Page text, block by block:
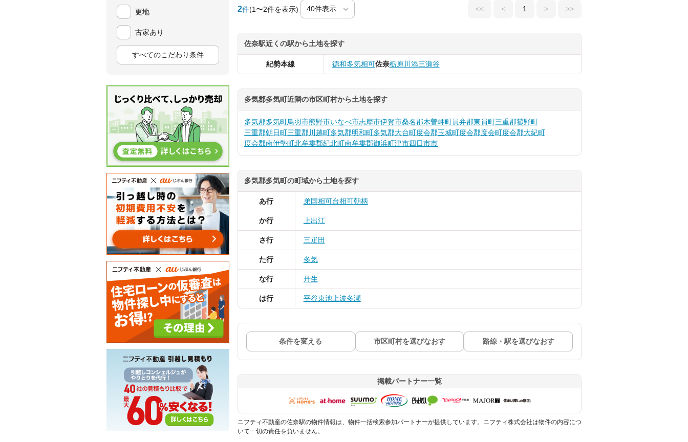
更地
古家あり
すべてのこだわり条件
2件(1〜2件を表示) << < 1 > >>
佐奈駅近くの駅から土地を探す
紀勢本線 徳和多気相可佐奈栃原川添三瀬谷
多気郡多気町近隣の市区町村から土地を探す
多気郡多気町鳥羽市熊野市いなべ市志摩市伊賀市桑名郡木曽岬町員弁郡東員町三重郡菰野町
三重郡朝日町三重郡川越町多気郡明和町多気郡大台町度会郡玉城町度会郡度会町度会郡大紀町
度会郡南伊勢町北牟婁郡紀北町南牟婁郡御浜町津市四日市市
多気郡多気町の町域から土地を探す
あ行 弟国相可台相可朝柄
か行 上出江
さ行 三疋田
た行 多気
な行 丹生
は行 平谷東池上波多瀬
条件を変える 市区町村を選びなおす 路線・駅を選びなおす
掲載パートナー一覧
ニフティ不動産の佐奈駅の物件情報は、物件一括検索参加パートナーが提供しています。ニフティ株式会社は物件の内容につ
いて一切の責任を負いません。